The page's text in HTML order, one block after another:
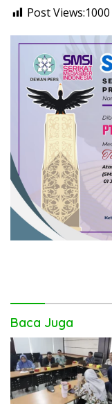
Post Views:1000
Baca Juga